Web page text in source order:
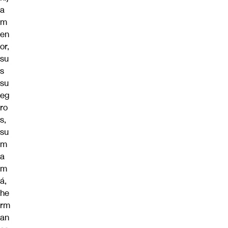
a
m
en
or,
su
s
su
eg
ro
s,
su
m
a
m
á,
he
rm
an